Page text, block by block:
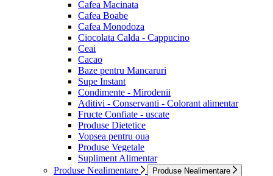
Cafea Macinata
Cafea Boabe
Cafea Monodoza
Ciocolata Calda - Cappucino
Ceai
Cacao
Baze pentru Mancaruri
Supe Instant
Condimente - Mirodenii
Aditivi - Conservanti - Colorant alimentar
Fructe Confiate - uscate
Produse Dietetice
Vopsea pentru oua
Produse Vegetale
Supliment Alimentar
Produse Nealimentare
Produse Nealimentare